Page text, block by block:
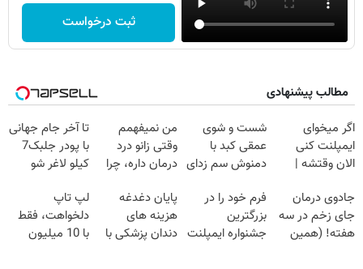
ثبت درخواست
مطالب پیشنهادی
اگر میخوای
ایمپلنت کنی
الان وقتشه |
میلیون تومان!!!
شست و شوی
عمقی کبد با
دمنوش سم زدای
من نمیفهمم
وقتی زانو درد
درمان داره، چرا
تحمل میکنی؟❗
تا آخر جام جهانی
با پودر جلبک7
کیلو لاغر شو
جادوی درمان
جای زخم در سه
هفته! (همین
فرم خود را در
بزرگترین
جشنواره ایمپلنت
پایان دغدغه
هزینه های
دندان پزشکی با
لپ تاپ
دلخواهت، فقط
با 10 میلیون